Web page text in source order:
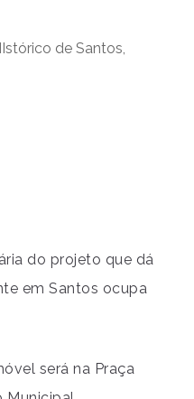
de Santos,
do projeto que dá
em Santos ocupa
será na Praça